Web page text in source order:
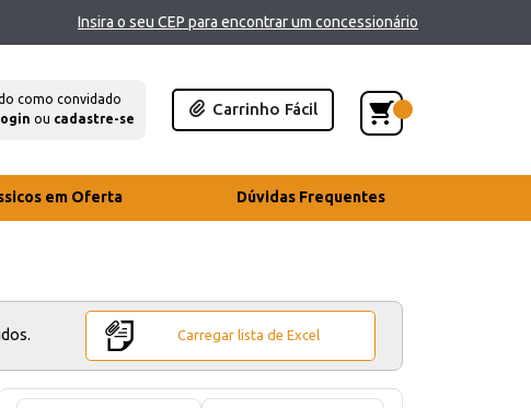
Insira o seu CEP para encontrar um concessionário
como convidado
ou cadastre-se
Carrinho Fácil
em Oferta Dúvidas Frequentes
Carregar lista de Excel